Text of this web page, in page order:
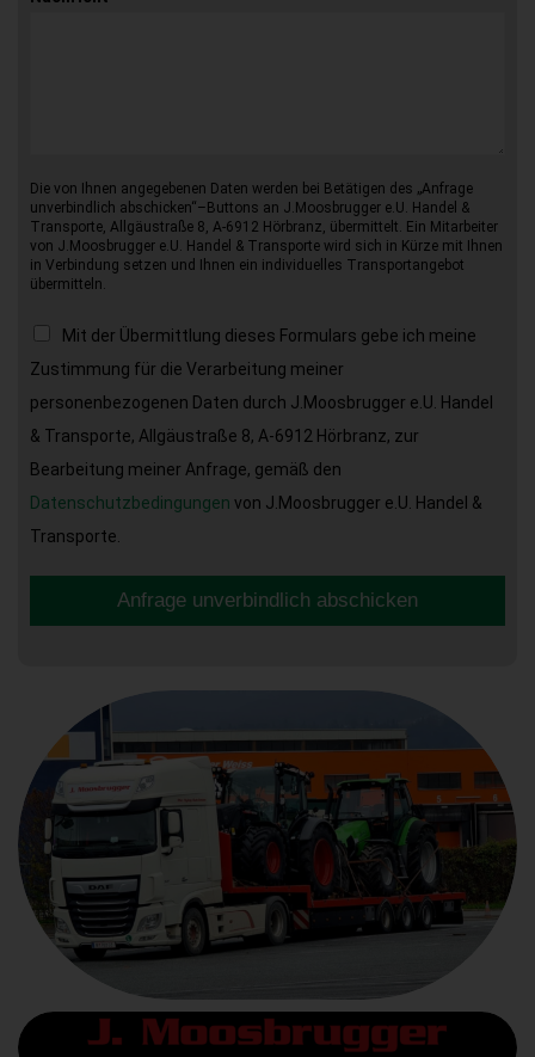
Die von Ihnen angegebenen Daten werden bei Betätigen des „Anfrage
unverbindlich abschicken“–Buttons an J.Moosbrugger e.U. Handel &
Transporte, Allgäustraße 8, A-6912 Hörbranz, übermittelt. Ein Mitarbeiter
von J.Moosbrugger e.U. Handel & Transporte wird sich in Kürze mit Ihnen
in Verbindung setzen und Ihnen ein individuelles Transportangebot
übermitteln.
Mit der Übermittlung dieses Formulars gebe ich meine
Zustimmung für die Verarbeitung meiner
personenbezogenen Daten durch J.Moosbrugger e.U. Handel
& Transporte, Allgäustraße 8, A-6912 Hörbranz, zur
Bearbeitung meiner Anfrage, gemäß den
Datenschutzbedingungen von J.Moosbrugger e.U. Handel &
Transporte.
Anfrage unverbindlich abschicken